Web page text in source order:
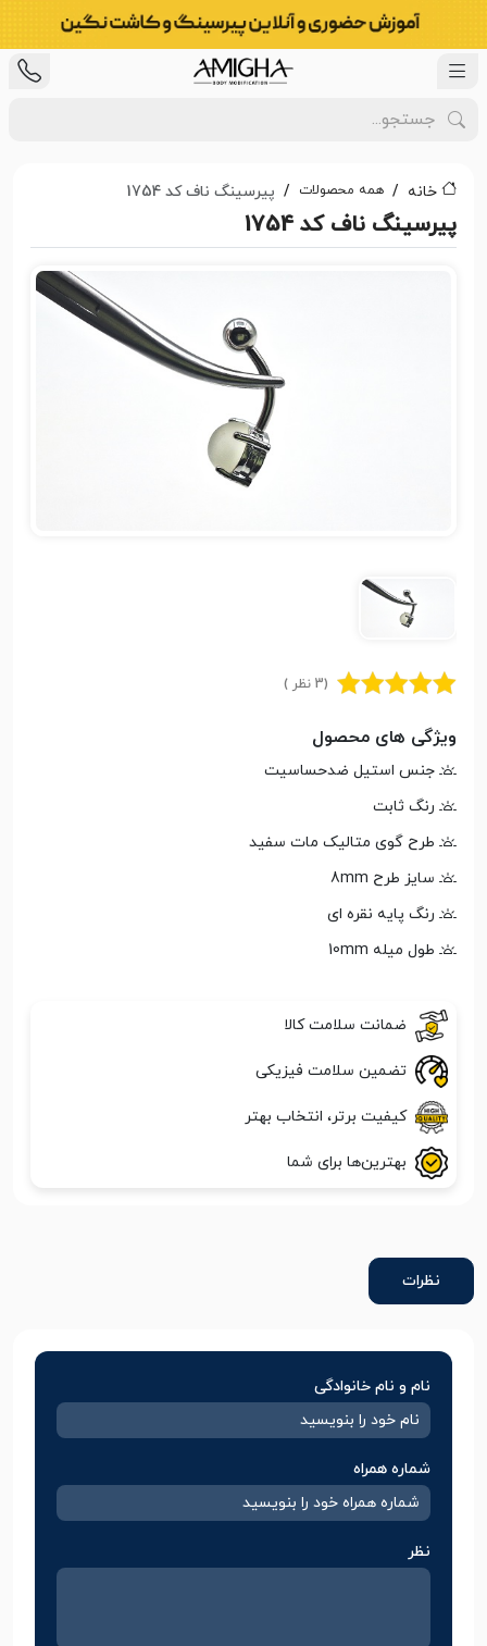
خانه همه محصولات پیرسینگ ناف کد 1754
پیرسینگ ناف کد 1754
(3 نظر )
ویژگی های محصول
جنس استیل ضدحساسیت
رنگ ثابت
طرح گوی متالیک مات سفید
سایز طرح 8mm
رنگ پایه نقره ای
طول میله 10mm
ضمانت سلامت کالا
تضمین سلامت فیزیکی
کیفیت برتر، انتخاب بهتر
بهترین‌ها برای شما
نظرات
نام و نام خانوادگی
شماره همراه
نظر